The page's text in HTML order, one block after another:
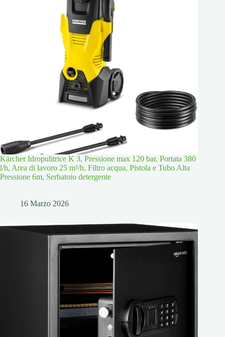
Kärcher Idropulitrice K 3, Pressione max 120 bar, Portata 380
l/h, Area di lavoro 25 m²/h, Filtro acqua, Pistola e Tubo Alta
Pressione 6m, Serbatoio detergente
16 Marzo 2026